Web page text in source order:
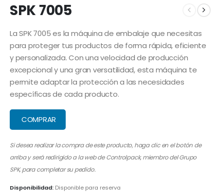
SPK 7005
La SPK 7005 es la máquina de embalaje que necesitas
para proteger tus productos de forma rápida, eficiente
y personalizada. Con una velocidad de producción
excepcional y una gran versatilidad, esta máquina te
permite adaptar la protección a las necesidades
específicas de cada producto.
COMPRAR
Si desea realizar la compra de este producto, haga clic en el botón de
arriba y será redirigido a la web de Controlpack, miembro del Grupo
SPK, para completar su pedido.
Disponibilidad: Disponible para reserva